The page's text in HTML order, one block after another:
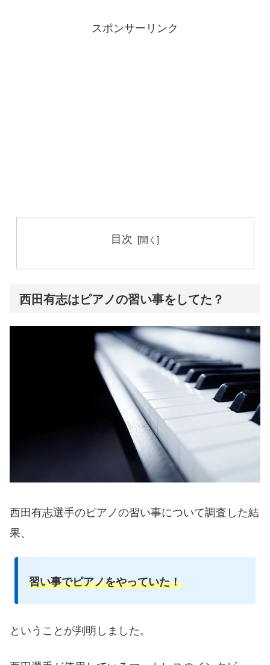
スポンサーリンク
目次
西田有志はピアノの習い事をしてた？
西田有志選手のピアノの習い事について調査した結
果、
習い事でピアノをやっていた！
ということが判明しました。